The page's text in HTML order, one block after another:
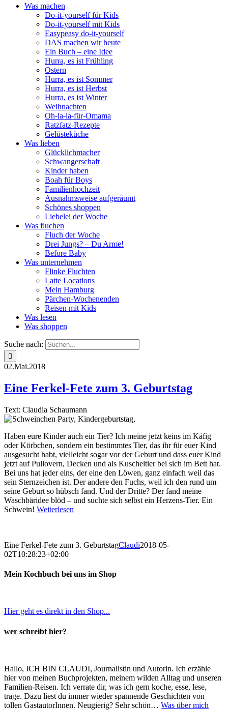
Was machen
Do-it-yourself für Kids
Do-it-yourself mit Kids
Easypeasy do-it-yourself
DAS machen wir heute
Ein Buch – eine Idee
Hurra, es ist Frühling
Ostern
Hurra, es ist Sommer
Hurra, es ist Herbst
Hurra, es ist Winter
Weihnachten
Oh-la-la-für-Omama
Ratzfatz-Rezepte
Gelüsteküche
Was lieben
Glücklichmacher
Schwangerschaft
Kinder haben
Boah für Boys
Familienhochzeit
Ausnahmsweise aufgeräumt
Schönes shoppen
Liebelei der Woche
Was fluchen
Fluch der Woche
Drei Jungs? – Du Arme!
Before Baby
Was unternehmen
Flinke Fluchten
Latte Locations
Mein Hamburg
Pärchen-Wochenenden
Reisen mit Kids
Was lesen
Was shoppen
Suche nach:
02.Mai.2018
Eine Ferkel-Fete zum 3. Geburtstag
Text: Claudia Schaumann
Haben eure Kinder auch ein Tier? Ich meine jetzt keins im Käfig
oder Körbchen, sondern ein bestimmtes Tier, das ihr für euer Kind
ausgesucht habt, vielleicht sogar vor der Geburt und dass euer Kind
jetzt auf Pullovern, Decken und als Kuscheltier bei sich im Bett hat.
Bei uns hat jeder eins, der eine den Löwen, ganz einfach weil das
sein Sternzeichen ist. Der andere den Fuchs, weil ich den rund um
seine Geburt so hübsch fand. Und der Dritte? Der fand meine
Waschbäridee blöd – und suchte sich selbst ein Herzens-Tier. Ein
Schwein! Weiterlesen
Eine Ferkel-Fete zum 3. GeburtstagClaudi2018-05-
02T10:28:23+02:00
Mein Kochbuch bei uns im Shop
Hier geht es direkt in den Shop...
wer schreibt hier?
Hallo, ICH BIN CLAUDI, Journalistin und Autorin. Ich erzähle
hier von meinen Buchprojekten, meinem wilden Alltag und unseren
Familien-Reisen. Ich verrate dir, was ich gern koche, esse, lese,
trage. Dazu liest du immer wieder spannende Geschichten von
tollen GastautorInnen. Neugierig? Sehr schön… Was über mich